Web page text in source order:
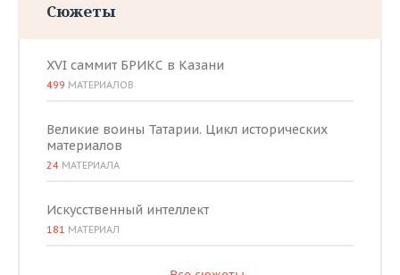
Сюжеты
XVI саммит БРИКС в Казани
499 МАТЕРИАЛОВ
Великие воины Татарии. Цикл исторических
материалов
24 МАТЕРИАЛА
Искусственный интеллект
181 МАТЕРИАЛ